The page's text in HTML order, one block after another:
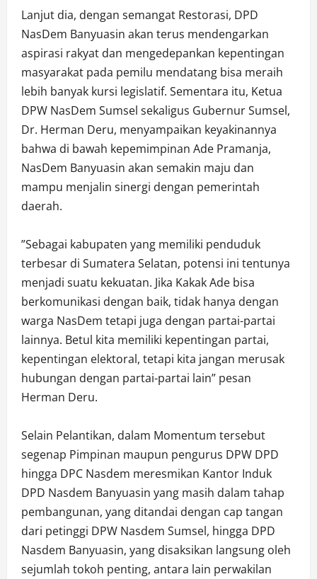
‎Lanjut dia, dengan semangat Restorasi, DPD
NasDem Banyuasin akan terus mendengarkan
aspirasi rakyat dan mengedepankan kepentingan
masyarakat pada pemilu mendatang bisa meraih
lebih banyak kursi legislatif. Sementara itu, Ketua
DPW NasDem Sumsel sekaligus Gubernur Sumsel,
Dr. Herman Deru, menyampaikan keyakinannya
bahwa di bawah kepemimpinan Ade Pramanja,
NasDem Banyuasin akan semakin maju dan
mampu menjalin sinergi dengan pemerintah
daerah.
‎”Sebagai kabupaten yang memiliki penduduk
terbesar di Sumatera Selatan, potensi ini tentunya
menjadi suatu kekuatan. Jika Kakak Ade bisa
berkomunikasi dengan baik, tidak hanya dengan
warga NasDem tetapi juga dengan partai-partai
lainnya. Betul kita memiliki kepentingan partai,
kepentingan elektoral, tetapi kita jangan merusak
hubungan dengan partai-partai lain” pesan
Herman Deru.
‎Selain Pelantikan, dalam Momentum tersebut
segenap Pimpinan maupun pengurus DPW DPD
hingga DPC Nasdem meresmikan Kantor Induk
DPD Nasdem Banyuasin yang masih dalam tahap
pembangunan, yang ditandai dengan cap tangan
dari petinggi DPW Nasdem Sumsel, hingga DPD
Nasdem Banyuasin, yang disaksikan langsung oleh
sejumlah tokoh penting, antara lain perwakilan